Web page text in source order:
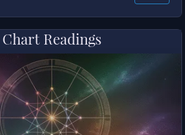
Chart Readings